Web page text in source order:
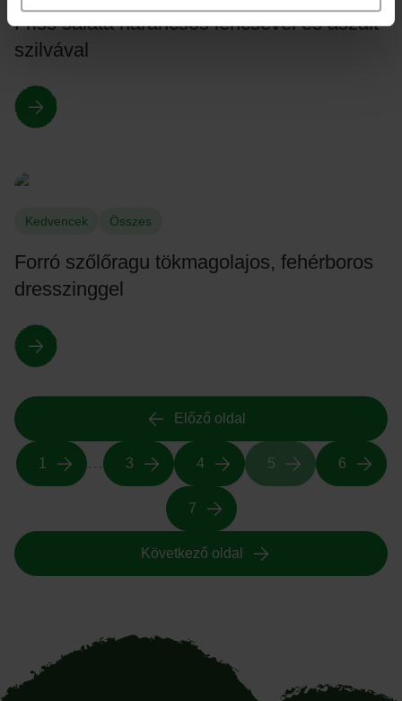
Friss saláta narancsos lencsével és aszalt
szilvával
Kedvencek Összes
Forró szőlőragu tökmagolajos, fehérboros
dresszinggel
Előző oldal
1 … 3 4 5 6
7
Következő oldal